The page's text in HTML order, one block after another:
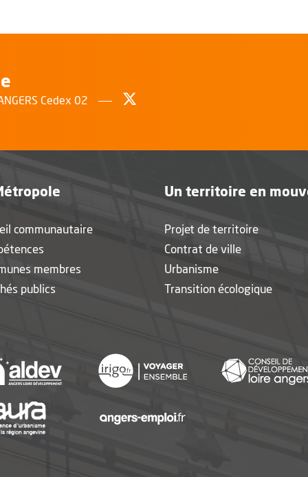
Cedex 02
communautaire
membres
publics
Un territoire en
Projet de territoire
Contrat de ville
Urbanisme
Transition écologique
fenêtre, Ouvre une nouvelle fenêtre, Ouvre une nouvelle